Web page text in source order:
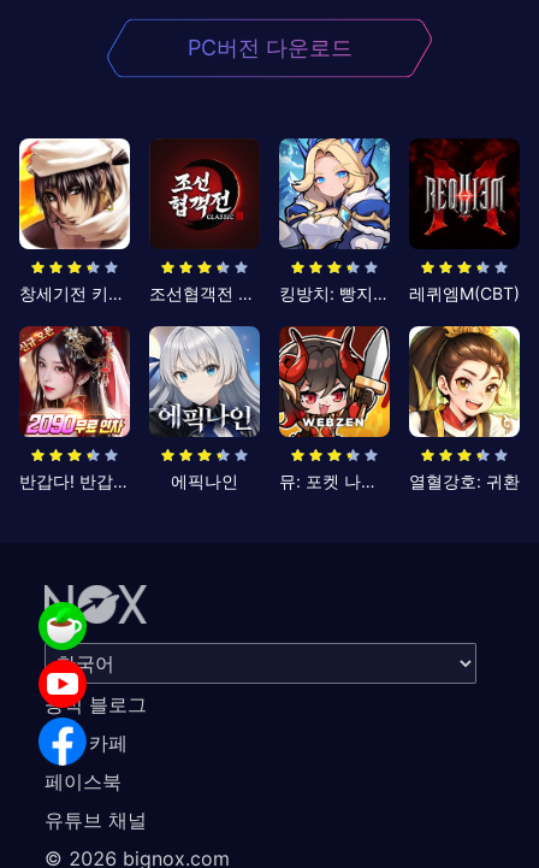
PC버전 다운로드
창세기전 키우기 조선협객전 클래식 킹방치: 빵지의 제왕 레퀴엠M(CBT)
반갑다! 반갑삼국지 에픽나인 뮤: 포켓 나이츠 열혈강호: 귀환
공식 블로그
공식 카페
페이스북
유튜브 채널
© 2026 bignox.com